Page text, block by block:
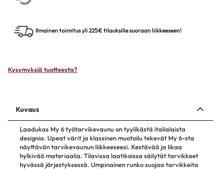
Ilmainen toimitus yli 225€ tilauksille suoraan liikkeeseen!
Kysymyksiä tuotteesta?
Kuvaus
Laadukas My 6 työtarvikevaunu on tyylikästä italialaista
designia. Upeat värit ja klassinen muotoilu tekevät My 6-sta
näyttävän tarvikevaunun liikkeeseesi. Kestävää ja likaa
hylkivää materiaalia. Tilavissa laatikoissa säilytät tarvikkeet
hyvässä järjestyksessä. Umpinainen runko suojaa tarvikkeita